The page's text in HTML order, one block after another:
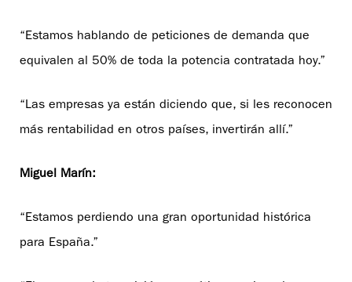
“Estamos hablando de peticiones de demanda que
equivalen al 50% de toda la potencia contratada hoy.”
“Las empresas ya están diciendo que, si les reconocen
más rentabilidad en otros países, invertirán allí.”
Miguel Marín:
“Estamos perdiendo una gran oportunidad histórica
para España.”